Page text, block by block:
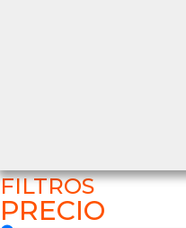
FILTROS
PRECIO